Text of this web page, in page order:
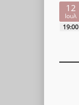
12
Ιουλ
19:00